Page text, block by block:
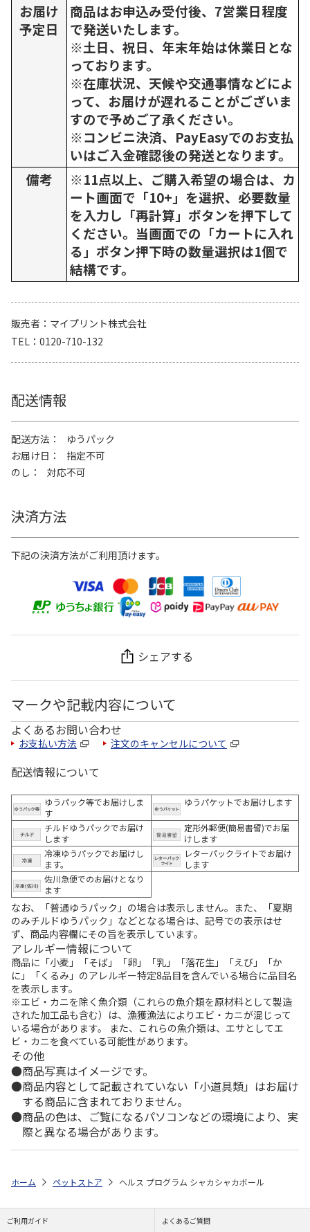
お届け
予定日
商品はお申込み受付後、7営業日程度
で発送いたします。
※土日、祝日、年末年始は休業日とな
っております。
※在庫状況、天候や交通事情などによ
って、お届けが遅れることがございま
すので予めご了承ください。
※コンビニ決済、PayEasyでのお支払
いはご入金確認後の発送となります。
備考
※11点以上、ご購入希望の場合は、カ
ート画面で「10+」を選択、必要数量
を入力し「再計算」ボタンを押下して
ください。当画面での「カートに入れ
る」ボタン押下時の数量選択は1個で
結構です。
販売者
マイプリント株式会社
TEL
0120-710-132
配送情報
配送方法
ゆうパック
お届け日
指定不可
のし
対応不可
決済方法
下記の決済方法がご利用頂けます。
シェアする
マークや記載内容について
よくあるお問い合わせ
お支払い方法 注文のキャンセルについて
配送情報について
ゆうパック等でお届けしま
す
ゆうパケットでお届けします
チルドゆうパックでお届け
します
定形外郵便(簡易書留)でお届
けします
冷凍ゆうパックでお届けし
ます。
レターパックライトでお届け
します
佐川急便でのお届けとなり
ます
なお、「普通ゆうパック」の場合は表示しません。また、「夏期
のみチルドゆうパック」などとなる場合は、記号での表示はせ
ず、商品内容欄にその旨を表示しています。
アレルギー情報について
商品に「小麦」「そば」「卵」「乳」「落花生」「えび」「か
に」「くるみ」のアレルギー特定8品目を含んでいる場合に品目名
を表示します。
※エビ・カニを除く魚介類（これらの魚介類を原材料として製造
された加工品も含む）は、漁獲漁法によりエビ・カニが混じって
いる場合があります。 また、これらの魚介類は、エサとしてエ
ビ・カニを食べている可能性があります。
その他
商品写真はイメージです。
商品内容として記載されていない「小道具類」はお届け
する商品に含まれておりません。
商品の色は、ご覧になるパソコンなどの環境により、実
際と異なる場合があります。
ホーム ペットストア ヘルス プログラム シャカシャカボール
ご利用ガイド よくあるご質問